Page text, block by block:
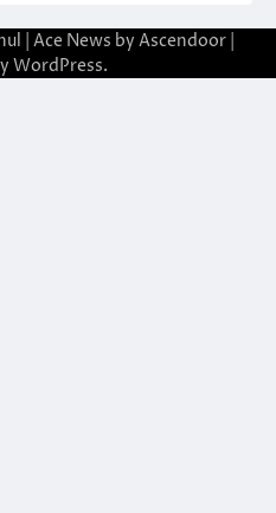
| Ace News by Ascendoor
WordPress.